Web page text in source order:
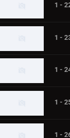
1 -
1 -
1 -
1 -
1 -